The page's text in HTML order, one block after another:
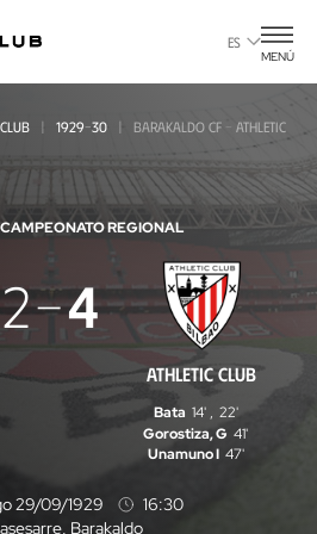
ES
MENÚ
1929-30
BARAKALDO CF - ATHLETIC
CAMPEONATO REGIONAL
2 4
ATHLETIC CLUB
Bata 14' , 22'
Gorostiza, G 41'
Unamuno I 47'
29/09/1929
16:30
, Barakaldo